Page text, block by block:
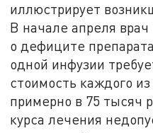
иллюстрирует
В начале апреля
о дефиците
одной инфузии
стоимость каждого
примерно в 75 тысяч
курса лечения